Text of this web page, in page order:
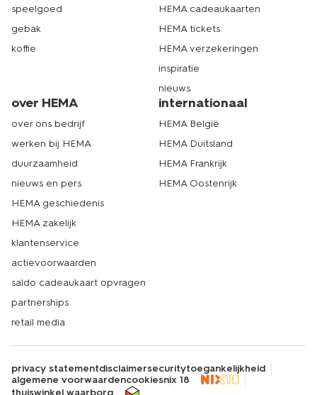
speelgoed
gebak
koffie
HEMA cadeaukaarten
HEMA tickets
HEMA verzekeringen
inspiratie
nieuws
over HEMA
over ons bedrijf
werken bij HEMA
duurzaamheid
nieuws en pers
HEMA geschiedenis
HEMA zakelijk
klantenservice
actievoorwaarden
saldo cadeaukaart opvragen
partnerships
retail media
internationaal
HEMA België
HEMA Duitsland
HEMA Frankrijk
HEMA Oostenrijk
privacy statementdisclaimersecuritytoegankelijkheid
algemene voorwaardencookiesnix 18
thuiswinkel waarborg